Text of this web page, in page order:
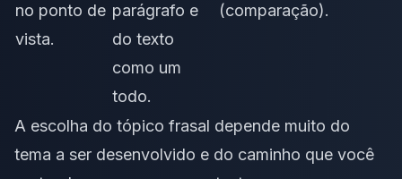
no ponto de
vista.
parágrafo e
do texto
como um
todo.
(comparação).
A escolha do tópico frasal depende muito do
tema a ser desenvolvido e do caminho que você